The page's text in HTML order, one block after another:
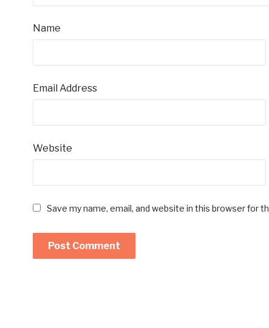
Name
Email Address
Website
Save my name, email, and website in this browser for